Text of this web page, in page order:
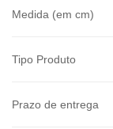
Medida (em cm)
Tipo Produto
Prazo de entrega